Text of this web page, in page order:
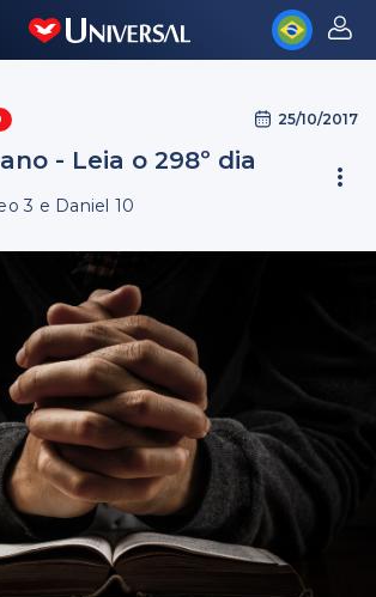
25/10/2017
- Leia o 298º dia
3 e Daniel 10